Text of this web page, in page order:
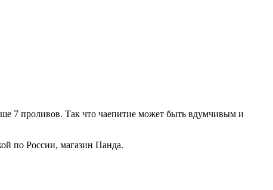
7 проливов. Так что чаепитие может быть вдумчивым и
по России, магазин Панда.